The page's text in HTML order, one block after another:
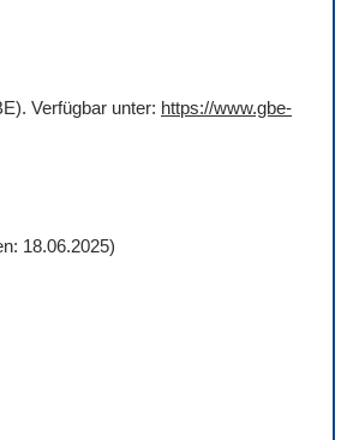
Verfügbar unter: https://www.gbe-
18.06.2025)